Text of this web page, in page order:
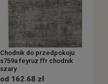
Chodnik do przedpokoju
s759a feyruz ffr chodnik
szary
od 162.68 zł